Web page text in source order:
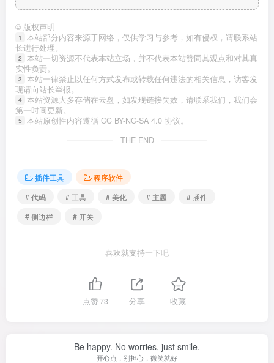
© 版权声明
1
本站部分内容来源于网络，仅供学习与参考，如有侵权，请联系站
长进行处理。
2
本站一切资源不代表本站立场，并不代表本站赞同其观点和对其真
实性负责。
3
本站一律禁止以任何方式发布或转载任何违法的相关信息，访客发
现请向站长举报。
4 本站资源大多存储在云盘，如发现链接失效，请联系我们，我们会
第一时间更新。
5
本站原创性内容遵循 CC BY-NC-SA 4.0 协议。
THE END
插件工具
程序软件
# 代码
# 工具 # 美化 # 主题
# 插件
# 侧边栏
# 开关
喜欢就支持一下吧
点赞73 分享 收藏
Be happy. No worries, just smile.
开心点，别担心，微笑就好